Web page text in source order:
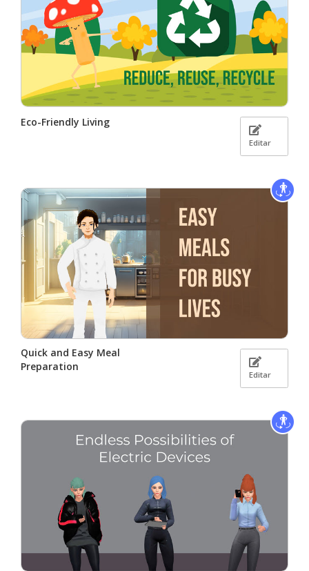
Eco-Friendly Living
Editar
Quick and Easy Meal
Preparation
Editar